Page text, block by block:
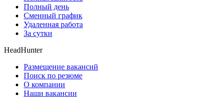
Полный день
Сменный график
Удаленная работа
За сутки
HeadHunter
Размещение вакансий
Поиск по резюме
О компании
Наши вакансии